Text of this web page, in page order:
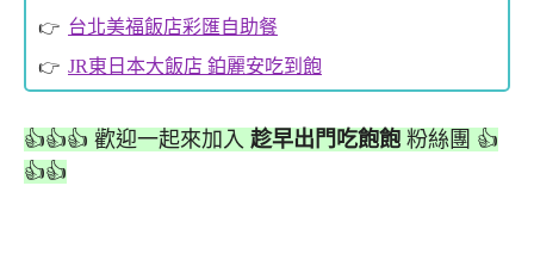
台北美福飯店彩匯自助餐
JR東日本大飯店 鉑麗安吃到飽
👍👍👍 歡迎一起來加入 趁早出門吃飽飽 粉絲團 👍
👍👍